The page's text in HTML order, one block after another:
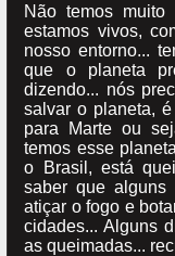
Não temos
estamos vivos,
nosso entorno...
que o planeta
dizendo... nós
salvar o planeta,
para Marte ou
temos esse
o Brasil, está
saber que alguns
atiçar o fogo e
cidades... Alguns
as queimadas...